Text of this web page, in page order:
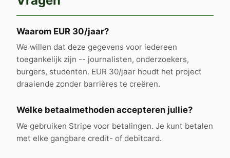
Waarom EUR 30/jaar?
We willen dat deze gegevens voor iedereen
toegankelijk zijn -- journalisten, onderzoekers,
burgers, studenten. EUR 30/jaar houdt het project
draaiende zonder barrières te creëren.
Welke betaalmethoden accepteren jullie?
We gebruiken Stripe voor betalingen. Je kunt betalen
met elke gangbare credit- of debitcard.